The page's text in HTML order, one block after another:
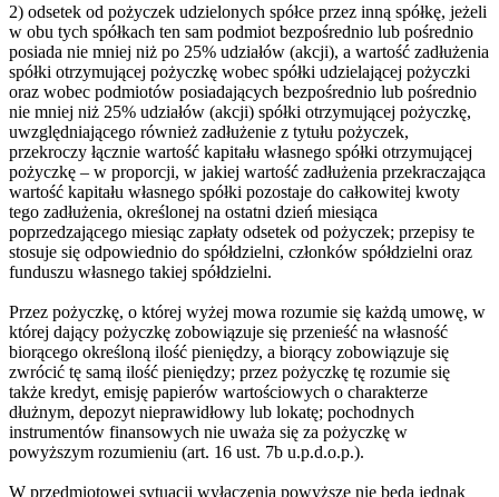
2) odsetek od pożyczek udzielonych spółce przez inną spółkę, jeżeli
w obu tych spółkach ten sam podmiot bezpośrednio lub pośrednio
posiada nie mniej niż po 25% udziałów (akcji), a wartość zadłużenia
spółki otrzymującej pożyczkę wobec spółki udzielającej pożyczki
oraz wobec podmiotów posiadających bezpośrednio lub pośrednio
nie mniej niż 25% udziałów (akcji) spółki otrzymującej pożyczkę,
uwzględniającego również zadłużenie z tytułu pożyczek,
przekroczy łącznie wartość kapitału własnego spółki otrzymującej
pożyczkę – w proporcji, w jakiej wartość zadłużenia przekraczająca
wartość kapitału własnego spółki pozostaje do całkowitej kwoty
tego zadłużenia, określonej na ostatni dzień miesiąca
poprzedzającego miesiąc zapłaty odsetek od pożyczek; przepisy te
stosuje się odpowiednio do spółdzielni, członków spółdzielni oraz
funduszu własnego takiej spółdzielni.
Przez pożyczkę, o której wyżej mowa rozumie się każdą umowę, w
której dający pożyczkę zobowiązuje się przenieść na własność
biorącego określoną ilość pieniędzy, a biorący zobowiązuje się
zwrócić tę samą ilość pieniędzy; przez pożyczkę tę rozumie się
także kredyt, emisję papierów wartościowych o charakterze
dłużnym, depozyt nieprawidłowy lub lokatę; pochodnych
instrumentów finansowych nie uważa się za pożyczkę w
powyższym rozumieniu (art. 16 ust. 7b u.p.d.o.p.).
W przedmiotowej sytuacji wyłączenia powyższe nie będą jednak